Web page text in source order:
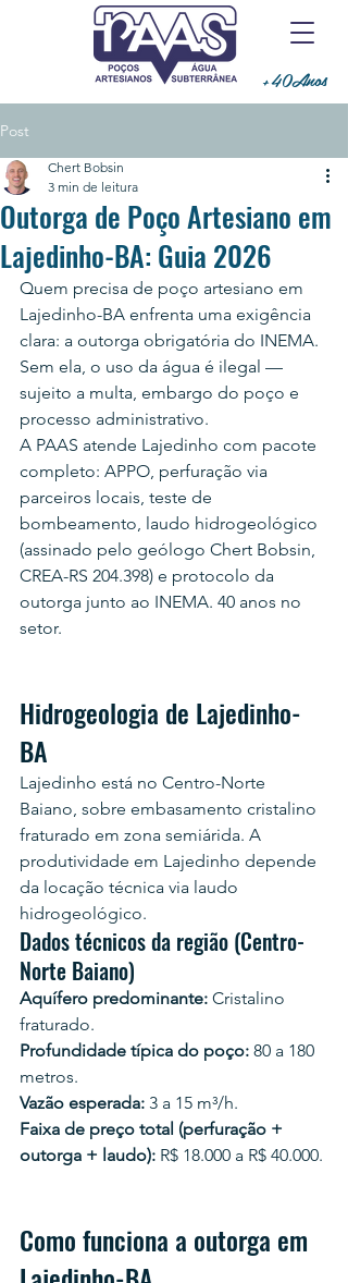
+40Anos
Post
Outorga de Poço Artesiano em
Lajedinho-BA: Guia 2026
Chert Bobsin
3 min de leitura
Quem precisa de poço artesiano em
Lajedinho-BA enfrenta uma exigência
clara: a outorga obrigatória do INEMA.
Sem ela, o uso da água é ilegal —
sujeito a multa, embargo do poço e
processo administrativo.
A PAAS atende Lajedinho com pacote
completo: APPO, perfuração via
parceiros locais, teste de
bombeamento, laudo hidrogeológico
(assinado pelo geólogo Chert Bobsin,
CREA-RS 204.398) e protocolo da
outorga junto ao INEMA. 40 anos no
setor.
Hidrogeologia de Lajedinho-
BA
Lajedinho está no Centro-Norte
Baiano, sobre embasamento cristalino
fraturado em zona semiárida. A
produtividade em Lajedinho depende
da locação técnica via laudo
hidrogeológico.
Dados técnicos da região (Centro-
Norte Baiano)
Aquífero predominante: Cristalino
fraturado.
Profundidade típica do poço: 80 a 180
metros.
Vazão esperada: 3 a 15 m³/h.
Faixa de preço total (perfuração +
outorga + laudo): R$ 18.000 a R$ 40.000.
Como funciona a outorga em